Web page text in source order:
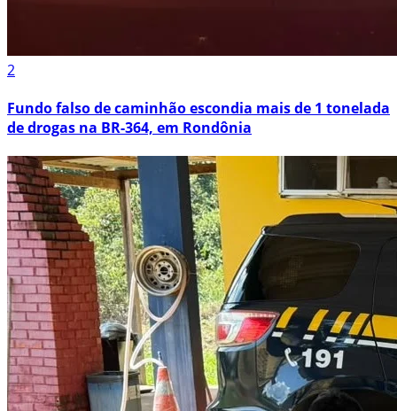
2
Fundo falso de caminhão escondia mais de 1 tonelada
de drogas na BR-364, em Rondônia